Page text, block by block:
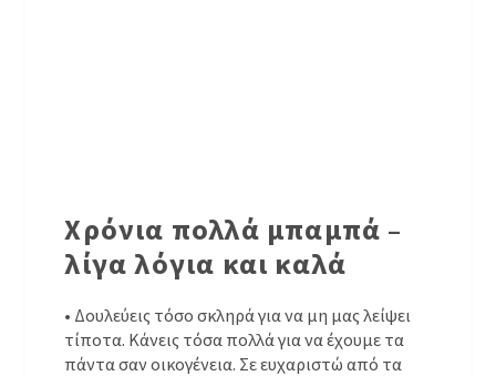
Χρόνια πολλά μπαμπά –
λίγα λόγια και καλά
• Δουλεύεις τόσο σκληρά για να μη μας λείψει
τίποτα. Κάνεις τόσα πολλά για να έχουμε τα
πάντα σαν οικογένεια. Σε ευχαριστώ από τα